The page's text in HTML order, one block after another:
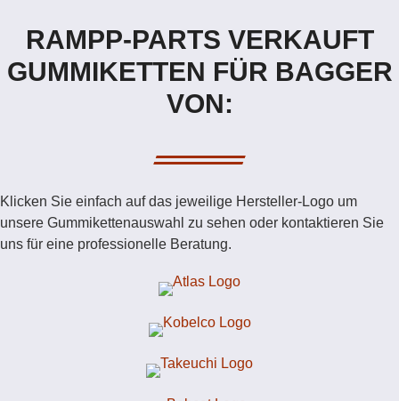
RAMPP-PARTS VERKAUFT
GUMMIKETTEN FÜR BAGGER
VON:
Klicken Sie einfach auf das jeweilige Hersteller-Logo um
unsere Gummikettenauswahl zu sehen oder kontaktieren Sie
uns für eine professionelle Beratung.